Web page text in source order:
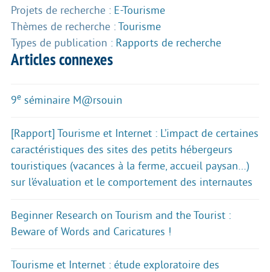
Projets de recherche : E-Tourisme
Thèmes de recherche : Tourisme
Types de publication : Rapports de recherche
Articles connexes
9e séminaire M@rsouin
[Rapport] Tourisme et Internet : L’impact de certaines
caractéristiques des sites des petits hébergeurs
touristiques (vacances à la ferme, accueil paysan…)
sur l’évaluation et le comportement des internautes
Beginner Research on Tourism and the Tourist :
Beware of Words and Caricatures !
Tourisme et Internet : étude exploratoire des